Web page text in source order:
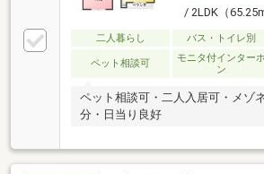
/ 2LDK（
二人暮らし バス・トイレ別
ペット相談可
モニタ付インター
ン
ペット相談可・二人入居可・メゾ
分・日当り良好